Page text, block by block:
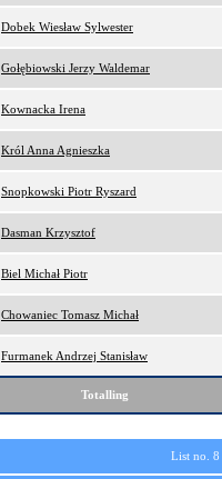
Dobek Wiesław Sylwester
Gołębiowski Jerzy Waldemar
Kownacka Irena
Król Anna Agnieszka
Snopkowski Piotr Ryszard
Dasman Krzysztof
Biel Michał Piotr
Chowaniec Tomasz Michał
Furmanek Andrzej Stanisław
Totalling
List no.